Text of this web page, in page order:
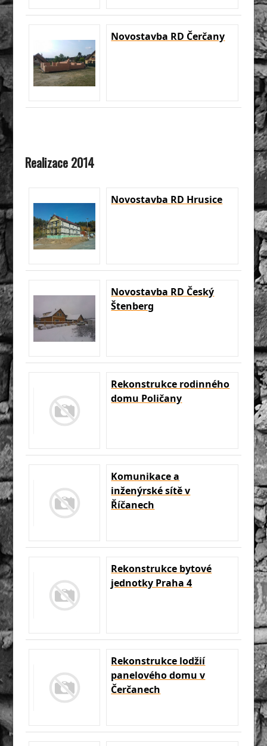
Novostavba RD Čerčany
Realizace 2014
Novostavba RD Hrusice
Novostavba RD Český
Štenberg
Rekonstrukce rodinného
domu Poličany
Komunikace a
inženýrské sítě v
Říčanech
Rekonstrukce bytové
jednotky Praha 4
Rekonstrukce lodžií
panelového domu v
Čerčanech